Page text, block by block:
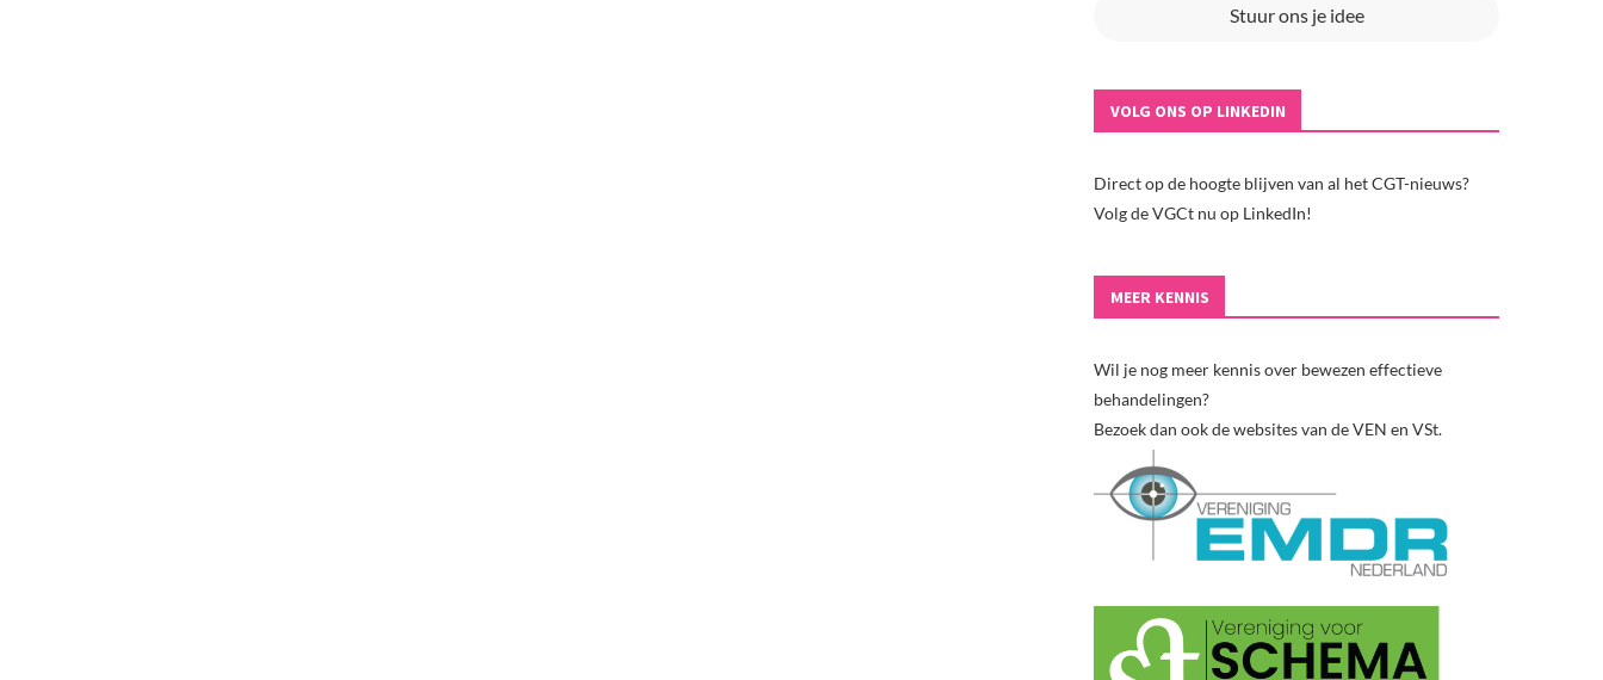
Stuur ons je idee
VOLG ONS OP LINKEDIN
Direct op de hoogte blijven van al het CGT-nieuws?
Volg de VGCt nu op LinkedIn!
MEER KENNIS
Wil je nog meer kennis over bewezen effectieve
behandelingen?
Bezoek dan ook de websites van de VEN en VSt.